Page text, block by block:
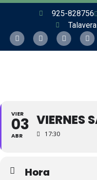
925-828756
VIER
03
ABR
VIERNES
17:30
Hora